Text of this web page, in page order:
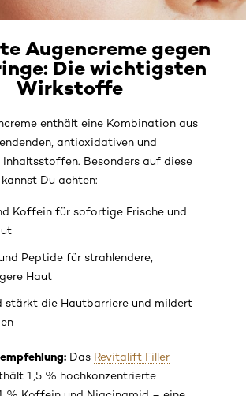
Augencreme gegen
Die wichtigsten
Wirkstoffe
enthält eine Kombination aus
antioxidativen und
Besonders auf diese
Du achten:
Koffein für sofortige Frische und
Peptide für strahlendere,
Haut
stärkt die Hautbarriere und mildert
Das Revitalift Filler
1,5 % hochkonzentrierte